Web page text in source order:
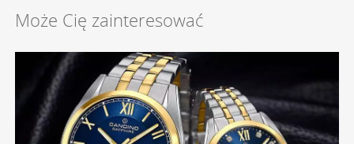
Może Cię zainteresować